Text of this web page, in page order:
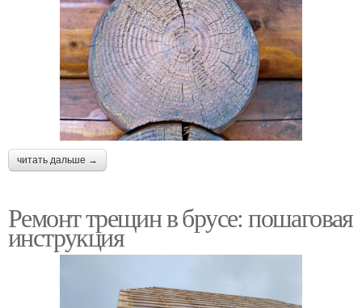
читать дальше →
Ремонт трещин в брусе: пошаговая
инструкция